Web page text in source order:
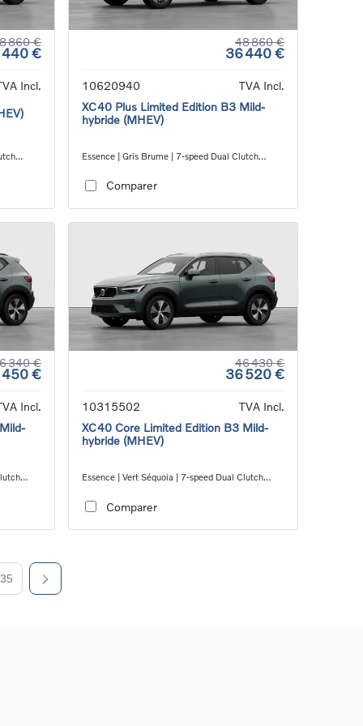
860 €
440 €
Incl.
48 860 €
36 440 €
10620940
TVA Incl.
XC40 Plus Limited Edition B3 Mild-
hybride (MHEV)
Essence | Gris Brume | 7-speed Dual Clutch
Comparer
340 €
450 €
Incl.
46 430 €
36 520 €
10315502
TVA Incl.
XC40 Core Limited Edition B3 Mild-
hybride (MHEV)
Essence | Vert Séquoia | 7-speed Dual Clutch
Comparer
35